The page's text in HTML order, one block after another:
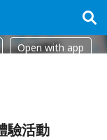
Open with app
驗活動